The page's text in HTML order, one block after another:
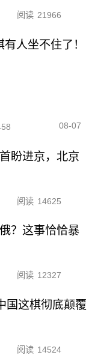
阅读 21966
人坐不住了！
08-07
盼进京，北京
阅读 14625
？这事恰恰暴
阅读 12327
国这棋彻底颠覆
阅读 14524